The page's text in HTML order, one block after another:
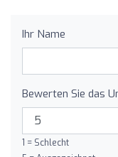
Ihr Name
Bewerten Sie das
1 = Schlecht